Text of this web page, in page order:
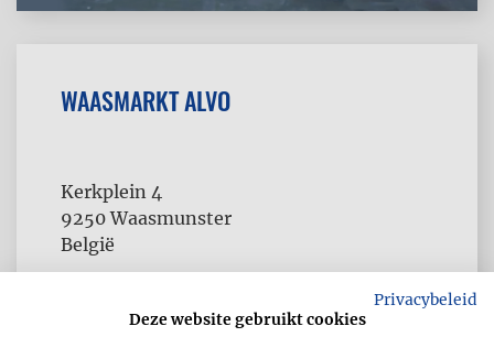
WAASMARKT ALVO
Kerkplein 4
9250 Waasmunster
België
E-mailadres
info@waasmarkt.be
Privacybeleid
Deze website gebruikt cookies